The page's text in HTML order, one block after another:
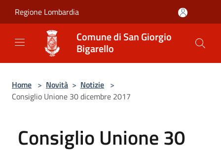
Regione Lombardia
Comune di San Giorgio
Bigarello
Home > Novità > Notizie >
Consiglio Unione 30 dicembre 2017
Consiglio Unione 30